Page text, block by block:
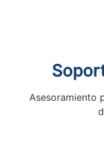
Asesoramiento